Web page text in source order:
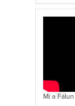
Mi a